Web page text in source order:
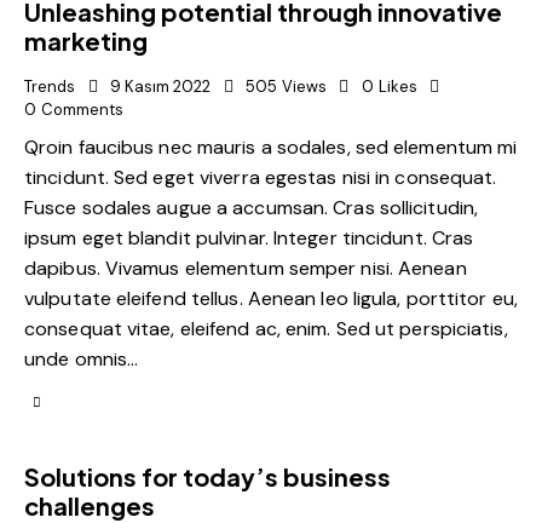
Unleashing potential through innovative
marketing
Trends 9 Kasım 2022 505 Views 0 Likes
0 Comments
Qroin faucibus nec mauris a sodales, sed elementum mi
tincidunt. Sed eget viverra egestas nisi in consequat.
Fusce sodales augue a accumsan. Cras sollicitudin,
ipsum eget blandit pulvinar. Integer tincidunt. Cras
dapibus. Vivamus elementum semper nisi. Aenean
vulputate eleifend tellus. Aenean leo ligula, porttitor eu,
consequat vitae, eleifend ac, enim. Sed ut perspiciatis,
unde omnis…
Solutions for today’s business
challenges